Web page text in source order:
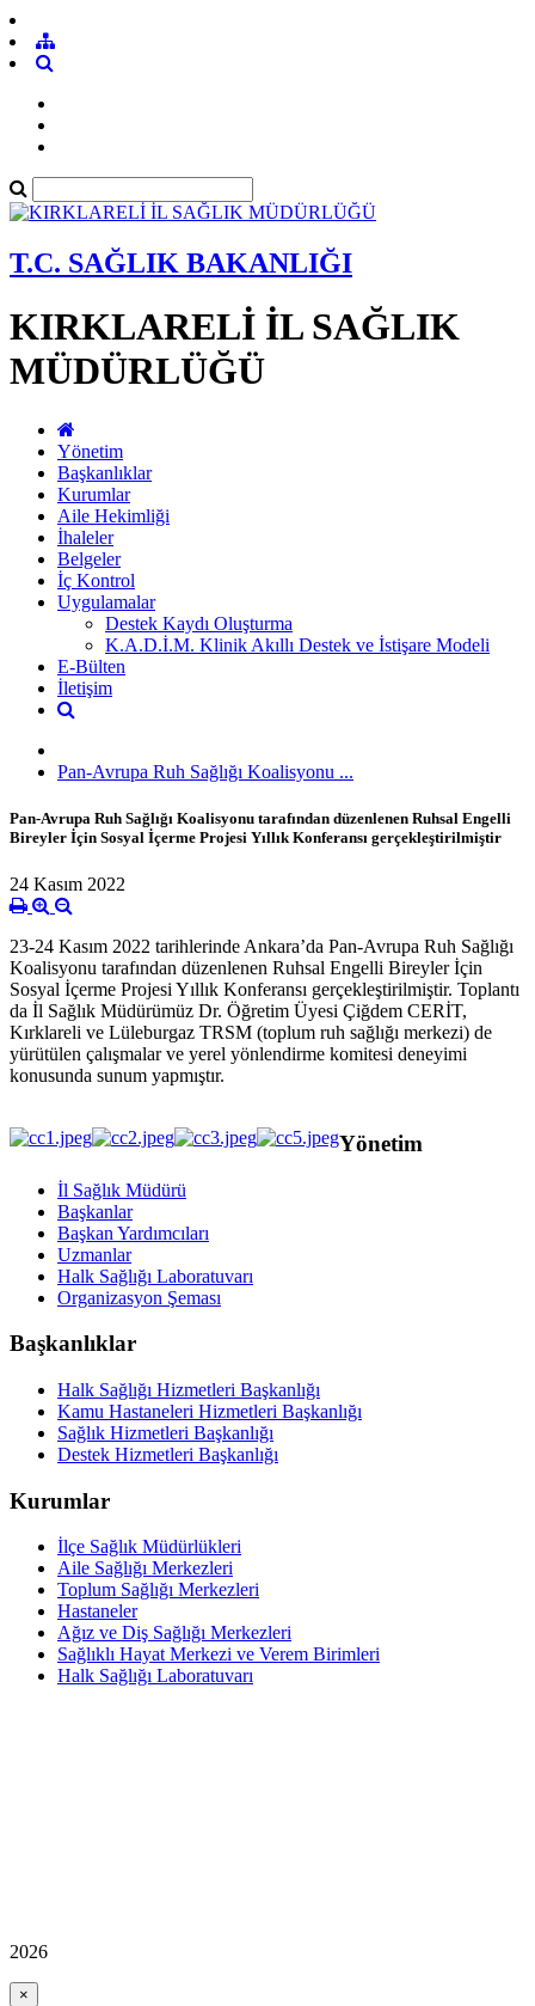
T.C. SAĞLIK BAKANLIĞI
KIRKLARELİ İL SAĞLIK
MÜDÜRLÜĞÜ
Yönetim
Başkanlıklar
Kurumlar
Aile Hekimliği
İhaleler
Belgeler
İç Kontrol
Uygulamalar
Destek Kaydı Oluşturma
K.A.D.İ.M. Klinik Akıllı Destek ve İstişare Modeli
E-Bülten
İletişim
Pan-Avrupa Ruh Sağlığı Koalisyonu ...
Pan-Avrupa Ruh Sağlığı Koalisyonu tarafından düzenlenen Ruhsal Engelli
Bireyler İçin Sosyal İçerme Projesi Yıllık Konferansı gerçekleştirilmiştir
24 Kasım 2022
23-24 Kasım 2022 tarihlerinde Ankara’da Pan-Avrupa Ruh Sağlığı
Koalisyonu tarafından düzenlenen Ruhsal Engelli Bireyler İçin
Sosyal İçerme Projesi Yıllık Konferansı gerçekleştirilmiştir. Toplantı
da İl Sağlık Müdürümüz Dr. Öğretim Üyesi Çiğdem CERİT,
Kırklareli ve Lüleburgaz TRSM (toplum ruh sağlığı merkezi) de
yürütülen çalışmalar ve yerel yönlendirme komitesi deneyimi
konusunda sunum yapmıştır.
Yönetim
İl Sağlık Müdürü
Başkanlar
Başkan Yardımcıları
Uzmanlar
Halk Sağlığı Laboratuvarı
Organizasyon Şeması
Başkanlıklar
Halk Sağlığı Hizmetleri Başkanlığı
Kamu Hastaneleri Hizmetleri Başkanlığı
Sağlık Hizmetleri Başkanlığı
Destek Hizmetleri Başkanlığı
Kurumlar
İlçe Sağlık Müdürlükleri
Aile Sağlığı Merkezleri
Toplum Sağlığı Merkezleri
Hastaneler
Ağız ve Diş Sağlığı Merkezleri
Sağlıklı Hayat Merkezi ve Verem Birimleri
Halk Sağlığı Laboratuvarı
2026
×